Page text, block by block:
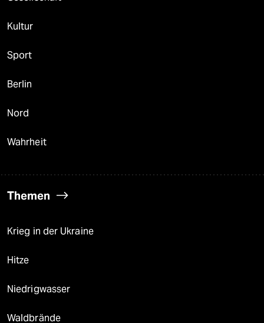
Kultur
Sport
Berlin
Nord
Wahrheit
Themen
Krieg in der Ukraine
Hitze
Niedrigwasser
Waldbrände